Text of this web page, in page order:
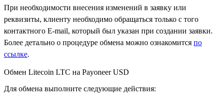
При необходимости внесения изменений в заявку или
реквизиты, клиенту необходимо обращаться только с того
контактного Е-mail, который был указан при создании заявки.
Более детально о процедуре обмена можно ознакомится по
ссылке.
Обмен Litecoin LTC на Payoneer USD
Для обмена выполните следующие действия: